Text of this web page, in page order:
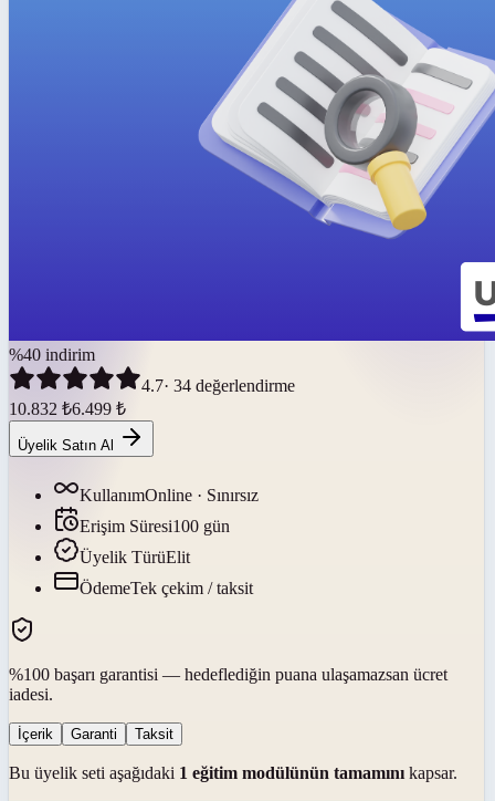
%40 indirim
4.7· 34 değerlendirme
10.832 ₺6.499 ₺
Üyelik Satın Al
KullanımOnline · Sınırsız
Erişim Süresi100 gün
Üyelik TürüElit
ÖdemeTek çekim / taksit
%100 başarı garantisi — hedeflediğin puana ulaşamazsan ücret
iadesi.
İçerik Garanti Taksit
Bu üyelik seti aşağıdaki 1 eğitim modülünün tamamını kapsar.